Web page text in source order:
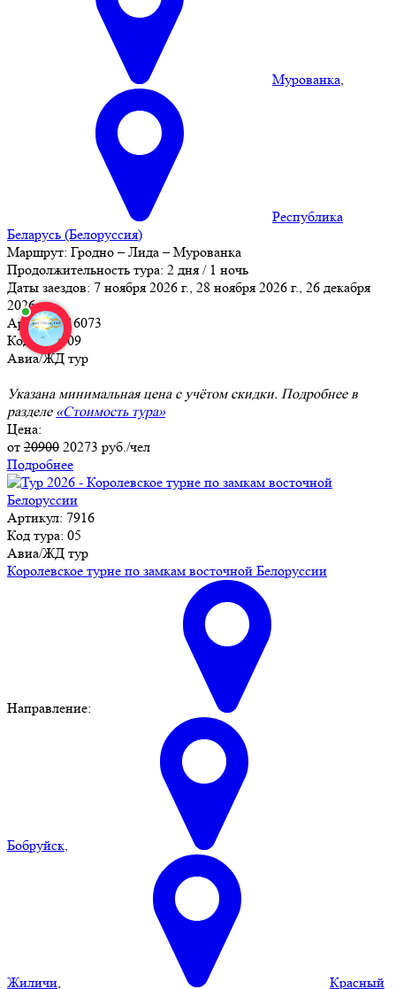
Мурованка,
Республика
Беларусь (Белоруссия)
Маршрут: Гродно – Лида – Мурованка
Продолжительность тура: 2 дня / 1 ночь
Даты заездов: 7 ноября 2026 г., 28 ноября 2026 г., 26 декабря
2026 г.
Артикул: 16073
Код тура: 09
Авиа/ЖД тур
Указана минимальная цена с учётом скидки. Подробнее в
разделе «Стоимость тура»
Цена:
от 20900 20273 руб./чел
Подробнее
Артикул: 7916
Код тура: 05
Авиа/ЖД тур
Королевское турне по замкам восточной Белоруссии
Направление:
Бобруйск,
Жиличи, Красный